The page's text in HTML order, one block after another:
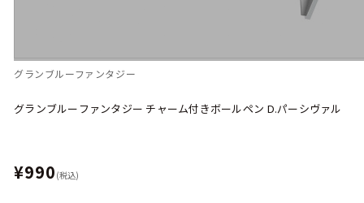
グランブルーファンタジー
グランブルーファンタジー チャーム付きボールペン D.パーシヴァル
¥990 (税込)